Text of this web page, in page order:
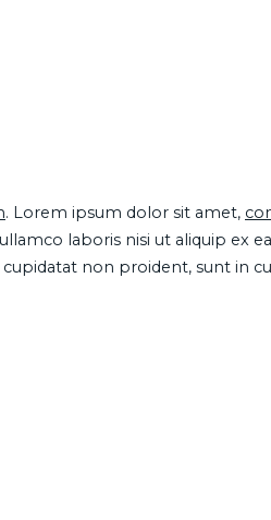
. Lorem ipsum dolor sit amet,
laboris nisi ut aliquip ex
non proident, sunt in